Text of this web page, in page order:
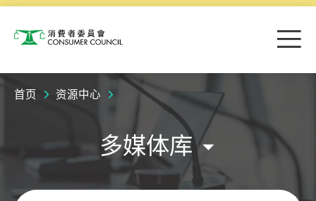
消费者委员会 目
首页 资源中心
多媒体库